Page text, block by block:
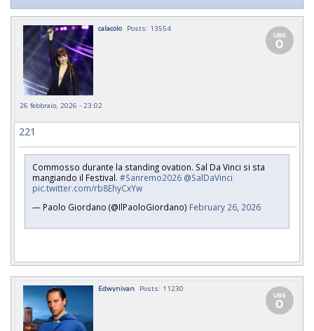
calacolo Posts: 13554
26 febbraio, 2026 - 23:02
221
Commosso durante la standing ovation. Sal Da Vinci si sta
mangiando il Festival. #Sanremo2026 @SalDaVinci
pic.twitter.com/rb8EhyCxYw
— Paolo Giordano (@IlPaoloGiordano) February 26, 2026
Edwynivan Posts: 11230